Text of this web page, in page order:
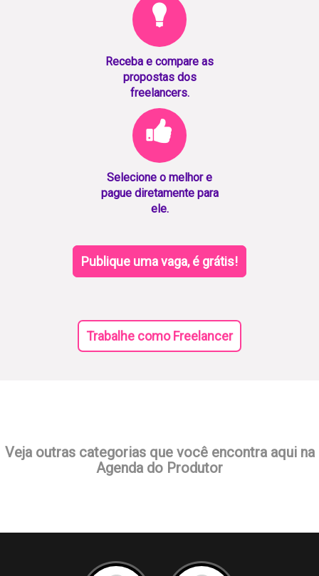
Receba e compare as
propostas dos
freelancers.
Selecione o melhor e
pague diretamente para
ele.
Publique uma vaga, é grátis!
Trabalhe como Freelancer
Veja outras categorias que você encontra aqui na
Agenda do Produtor